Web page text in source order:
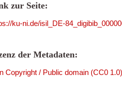
zur Seite:
ku-ni.de/isil_DE-
der Metadaten:
Copyright / Public domain (CC0 1.0)